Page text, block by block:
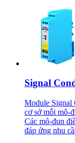
Signal
Module Signal
cơ sở mỗi mô-
Các mô-đun
đáp ứng nhu